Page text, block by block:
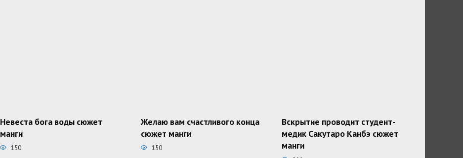
Невеста бога воды сюжет
манги
150
Желаю вам счастливого конца
сюжет манги
150
Вскрытие проводит студент-
медик Сакутаро Канбэ сюжет
манги